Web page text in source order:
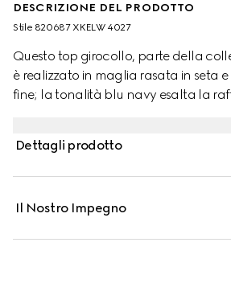
DESCRIZIONE DEL PRODOTTO
Stile ‎820687 XKELW 4027
Questo top girocollo, parte della
è realizzato in maglia rasata in seta
fine; la tonalità blu navy esalta la
Dettagli prodotto
Il Nostro Impegno